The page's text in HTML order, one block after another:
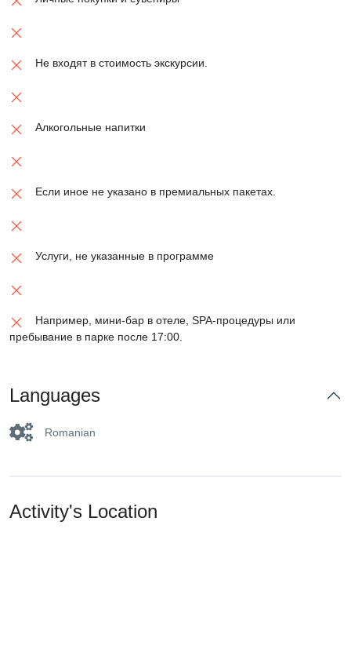
Не входят в стоимость экскурсии.
Алкогольные напитки
Если иное не указано в премиальных пакетах.
Услуги, не указанные в программе
Например, мини-бар в отеле, SPA-процедуры или
пребывание в парке после 17:00.
Languages
Romanian
Activity's Location